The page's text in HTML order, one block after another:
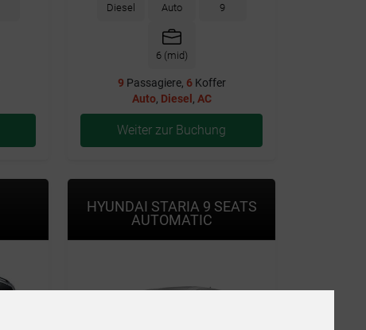
Diesel Auto 9
6 (mid)
9 Passagiere, 6Koffer
Auto, Diesel , AC
Weiter zur Buchung
HYUNDAI STARIA 9 SEATS
AUTOMATIC